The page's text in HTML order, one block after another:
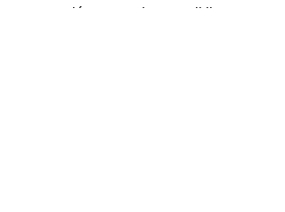
que reunió a cerca de tres mil jinetes